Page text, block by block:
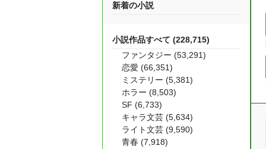
新着の小説
小説作品すべて (228,715)
ファンタジー (53,291)
恋愛 (66,351)
ミステリー (5,381)
ホラー (8,503)
SF (6,733)
キャラ文芸 (5,634)
ライト文芸 (9,590)
青春 (7,918)